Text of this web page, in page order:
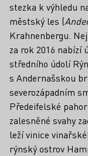
stezka k výhledu
městský les (
Krahnenbergu.
za rok 2016 nabízí
středního údolí
s Andernašskou
severozápadním
Předeifelské
zalesněné svahy
leží vinice
rýnský ostrov